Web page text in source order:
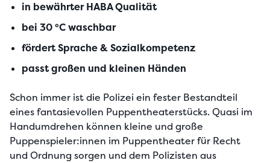
in bewährter HABA Qualität
bei 30 °C waschbar
fördert Sprache & Sozialkompetenz
passt großen und kleinen Händen
Schon immer ist die Polizei ein fester Bestandteil
eines fantasievollen Puppentheaterstücks. Quasi im
Handumdrehen können kleine und große
Puppenspieler:innen im Puppentheater für Recht
und Ordnung sorgen und dem Polizisten aus